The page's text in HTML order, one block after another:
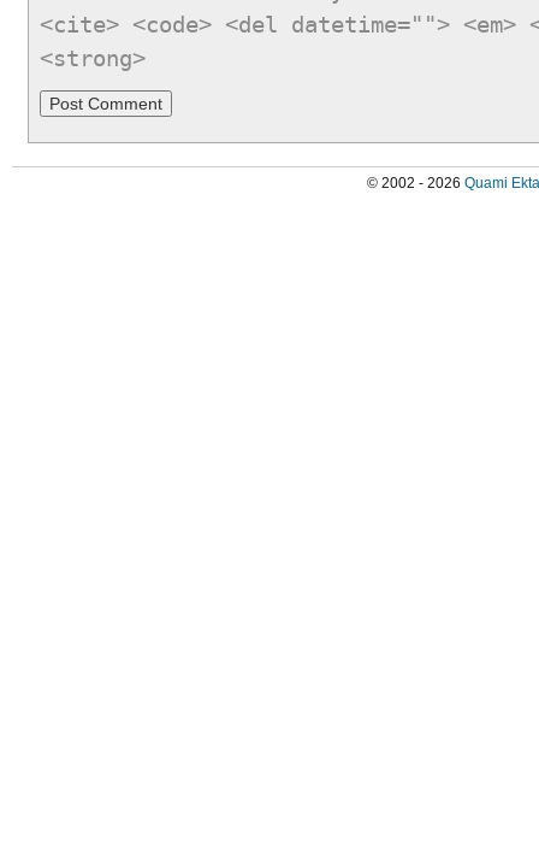
<cite> <code> <del datetime="">
<strong>
© 2002 - 2026 Quami